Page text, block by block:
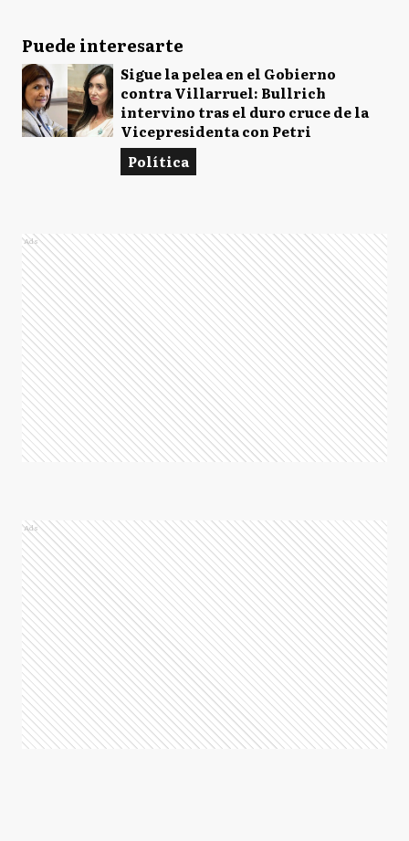
Puede interesarte
Sigue la pelea en el Gobierno
contra Villarruel: Bullrich
intervino tras el duro cruce de la
Vicepresidenta con Petri
Política
Ads
Ads